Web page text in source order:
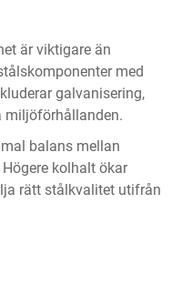
är viktigare än
med
galvanisering,
miljöförhållanden.
balans mellan
kolhalt ökar
rätt stålkvalitet utifrån